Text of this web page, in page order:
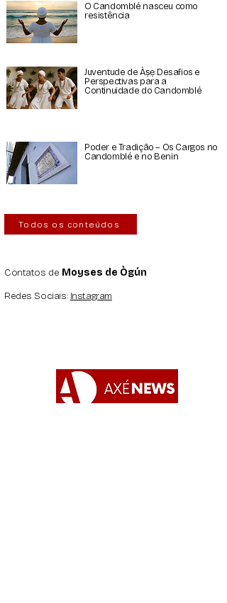
O Candomblé nasceu como
resistência
Juventude de Àṣẹ: Desafios e
Perspectivas para a
Continuidade do Candomblé
Poder e Tradição – Os Cargos no
Candomblé e no Benin
Todos os conteúdos
Contatos de Moyses de Ògún
Redes Sociais: Instagram